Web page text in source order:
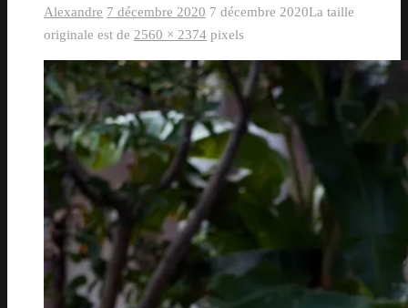
Alexandre 7 décembre 2020 7 décembre 2020La taille
originale est de 2560 × 2374 pixels